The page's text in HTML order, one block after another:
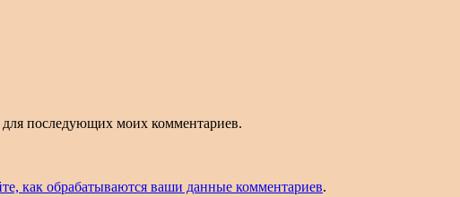
для последующих моих комментариев.
как обрабатываются ваши данные комментариев.